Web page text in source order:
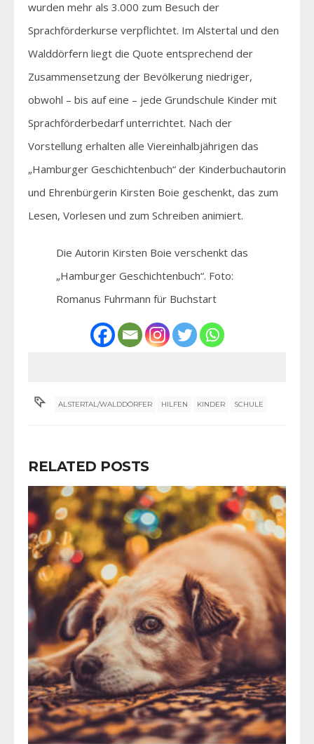
wurden mehr als 3.000 zum Besuch der
Sprachförderkurse verpflichtet. Im Alstertal und den
Walddörfern liegt die Quote entsprechend der
Zusammensetzung der Bevölkerung niedriger,
obwohl – bis auf eine – jede Grundschule Kinder mit
Sprachförderbedarf unterrichtet. Nach der
Vorstellung erhalten alle Viereinhalbjährigen das
„Hamburger Geschichtenbuch“ der Kinderbuchautorin
und Ehrenbürgerin Kirsten Boie geschenkt, das zum
Lesen, Vorlesen und zum Schreiben animiert.
Die Autorin Kirsten Boie verschenkt das
„Hamburger Geschichtenbuch“. Foto:
Romanus Fuhrmann für Buchstart
ALSTERTAL/WALDDÖRFER HILFEN KINDER SCHULE
RELATED POSTS